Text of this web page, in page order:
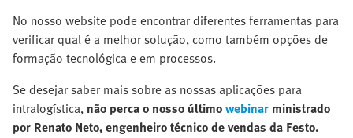
No nosso website pode encontrar diferentes ferramentas para
verificar qual é a melhor solução, como também opções de
formação tecnológica e em processos.
Se desejar saber mais sobre as nossas aplicações para
intralogística, não perca o nosso últimowebinar ministrado
por Renato Neto, engenheiro técnico de vendas da Festo.